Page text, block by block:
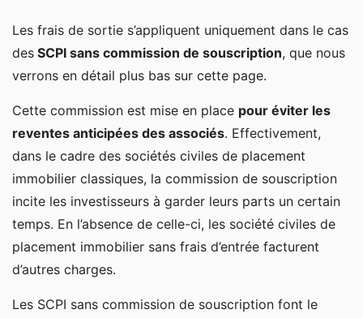
Les frais de sortie s’appliquent uniquement dans le cas
des SCPI sans commission de souscription, que nous
verrons en détail plus bas sur cette page.
Cette commission est mise en place pour éviter les
reventes anticipées des associés. Effectivement,
dans le cadre des sociétés civiles de placement
immobilier classiques, la commission de souscription
incite les investisseurs à garder leurs parts un certain
temps. En l’absence de celle-ci, les société civiles de
placement immobilier sans frais d’entrée facturent
d’autres charges.
Les SCPI sans commission de souscription font le